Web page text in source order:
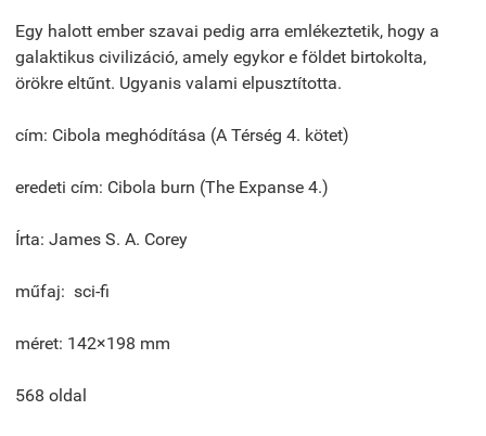
Egy halott ember szavai pedig arra emlékeztetik, hogy a
galaktikus civilizáció, amely egykor e földet birtokolta,
örökre eltűnt. Ugyanis valami elpusztította.
cím: Cibola meghódítása (A Térség 4. kötet)
eredeti cím: Cibola burn (The Expanse 4.)
Írta: James S. A. Corey
műfaj: sci-fi
méret: 142×198 mm
568 oldal